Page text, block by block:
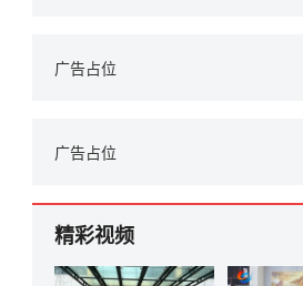
广告占位
广告占位
精彩视频